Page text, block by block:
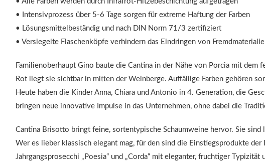
• Intensivprozess über 5-6 Tage sorgen für extreme Haftung der Farben
• Lösungsmittelbeständig und nach DIN Norm 71/3 zertifiziert
• Versiegelte Flaschenköpfe verhindern das Eindringen von
Familienoberhaupt Gino baute die Cantina in der Nähe von Porcia mit
Rot liegt sie sichtbar in mitten der Weinberge. Auffällige Farben gehören
Heute haben die Kinder Anna, Chiara und Antonio in 4. Generation, die
bringen neue innovative Impulse in das Unternehmen, ohne dabei die
Cantina Brisotto bringt feine, sortentypische Schaumweine hervor. Sie
Wer es lieber klassisch elegant mag, für den sind die Einstiegsprodukte
Jahrgangsprosecchi „Poesia“ und „Corda“ mit eleganter, fruchtiger Typizität